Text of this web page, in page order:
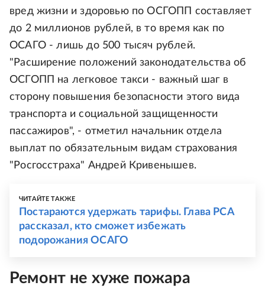
вред жизни и здоровью по ОСГОПП составляет
до 2 миллионов рублей, в то время как по
ОСАГО - лишь до 500 тысяч рублей.
"Расширение положений законодательства об
ОСГОПП на легковое такси - важный шаг в
сторону повышения безопасности этого вида
транспорта и социальной защищенности
пассажиров", - отметил начальник отдела
выплат по обязательным видам страхования
"Росгосстраха" Андрей Кривенышев.
ЧИТАЙТЕ ТАКЖЕ
Постараются удержать тарифы. Глава РСА
рассказал, кто сможет избежать
подорожания ОСАГО
Ремонт не хуже пожара